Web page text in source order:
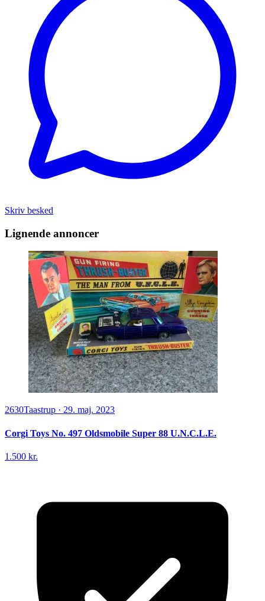
Skriv besked
Lignende annoncer
2630Taastrup · 29. maj. 2023
Corgi Toys No. 497 Oldsmobile Super 88 U.N.C.L.E.
1.500 kr.